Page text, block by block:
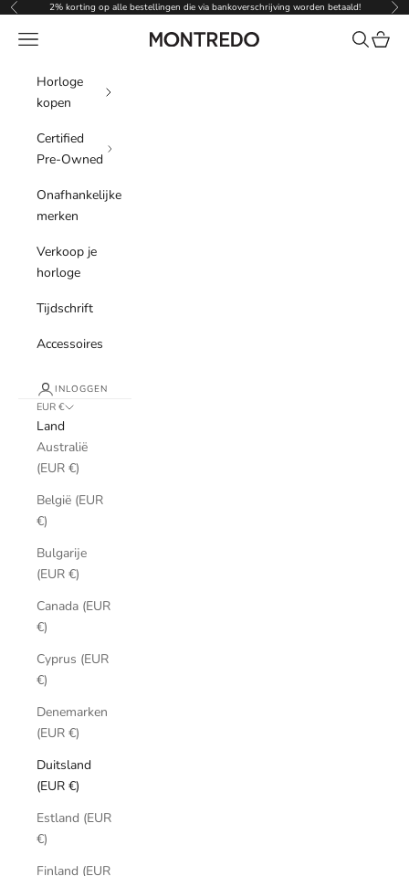
Naar inhoud
Vorige 2% korting op alle bestellingen die via bankoverschrijving worden betaald!
Montredo
Menu Zoeken
Horloge
kopen
Certified
Pre-Owned
Onafhankelijke
merken
Verkoop je
horloge
Tijdschrift
Accessoires
INLOGGEN
EUR €
Land
Australië
(EUR €)
België (EUR
€)
Bulgarije
(EUR €)
Canada (EUR
€)
Cyprus (EUR
€)
Denemarken
(EUR €)
Duitsland
(EUR €)
Estland (EUR
€)
Finland (EUR